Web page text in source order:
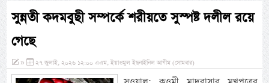
সুন্নতী কদমবুছী সম্পর্কে শরীয়তে সুস্পষ্ট দলীল রয়ে
গেছে
» ২৭ জুলাই, ২০২৬ ১২:০০ এএম, ইয়াওমুল ইছনাইনিল আযীম (সোমবার)